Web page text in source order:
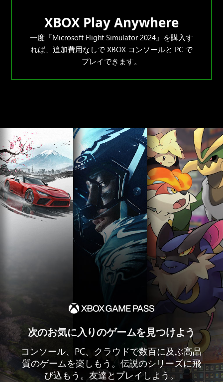
XBOX Play Anywhere
一度『Microsoft Flight Simulator 2024』を購入す
れば、追加費用なしで XBOX コンソールと PC で
プレイできます。
次のお気に入りのゲームを見つけよう
コンソール、PC、クラウドで数百に及ぶ高品
質のゲームを楽しもう。伝説のシリーズに飛
び込もう。友達とプレイしよう。